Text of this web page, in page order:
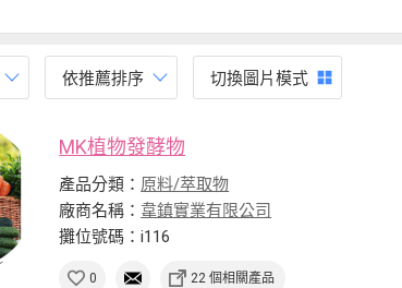
依推薦排序 切換圖片模式
MK植物發酵物
產品分類： 原料/萃取物
廠商名稱： 韋鎮實業有限公司
攤位號碼：i116
0 22 個相關產品